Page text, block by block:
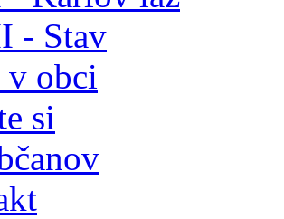
- Stav
obci
si